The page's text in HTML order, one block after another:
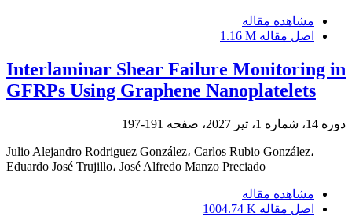
مشاهده مقاله
اصل مقاله 1.16 M
Interlaminar Shear Failure Monitoring in
GFRPs Using Graphene Nanoplatelets
دوره 14، شماره 1، تیر 2027، صفحه 191-197
Julio Alejandro Rodriguez González، Carlos Rubio González،
Eduardo José Trujillo، José Alfredo Manzo Preciado
مشاهده مقاله
اصل مقاله 1004.74 K